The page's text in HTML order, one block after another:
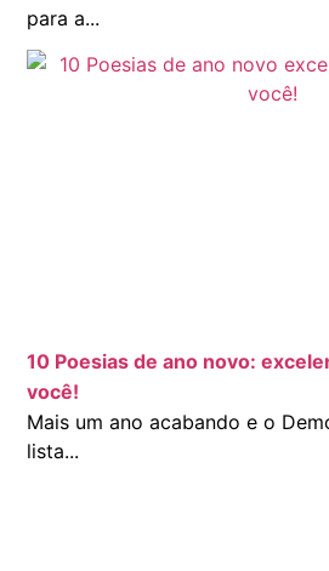
para a...
10 Poesias de ano novo:
você!
Mais um ano acabando e o
lista...